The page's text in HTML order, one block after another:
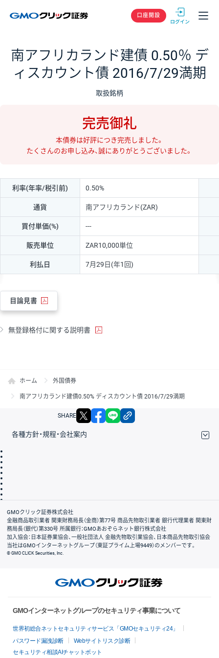
GMOクリック
口座開設
南アフリカランド建債 0.50％ デ
ィスカウント債 2016/7/29満期
取扱銘柄
完売御礼
本債券は好評につき完売しました。
たくさんのお申し込み、誠にありがとうございました。
利率(年率/税引前) 0.50%
通貨 南アフリカランド(ZAR)
買付単価(%) ---
販売単位 ZAR10,000単位
利払日 7月29日(年1回)
目論見書
無登録格付に関する説明書
ホーム 外国債券
南アフリカランド建債0.50% ディスカウント債 2016/7/29満期
SHARE X facebook
各種方針・規程・会社案内
会社案内
GMOクリック証券株式会社
金融商品取引業者 関東財務局長（金商）第77号 商品先物取引業者 銀行代理業者 関東財
務局長（銀代）第330号 所属銀行：GMOあおぞらネット銀行株式会社
加入協会：日本証券業協会、一般社団法人 金融先物取引業協会、日本商品先物取引協会
当社はGMOインターネットグループ（東証プライム上場9449）のメンバーです。
© GMO CLICK Securities, Inc.
GMOインターネットグループのセキュリティ事業について
世界初総合ネットセキュリティサービス「GMOセキュリティ24」
パスワード漏洩診断
Webサイトリスク診断
セキュリティ相談AIチャットボット